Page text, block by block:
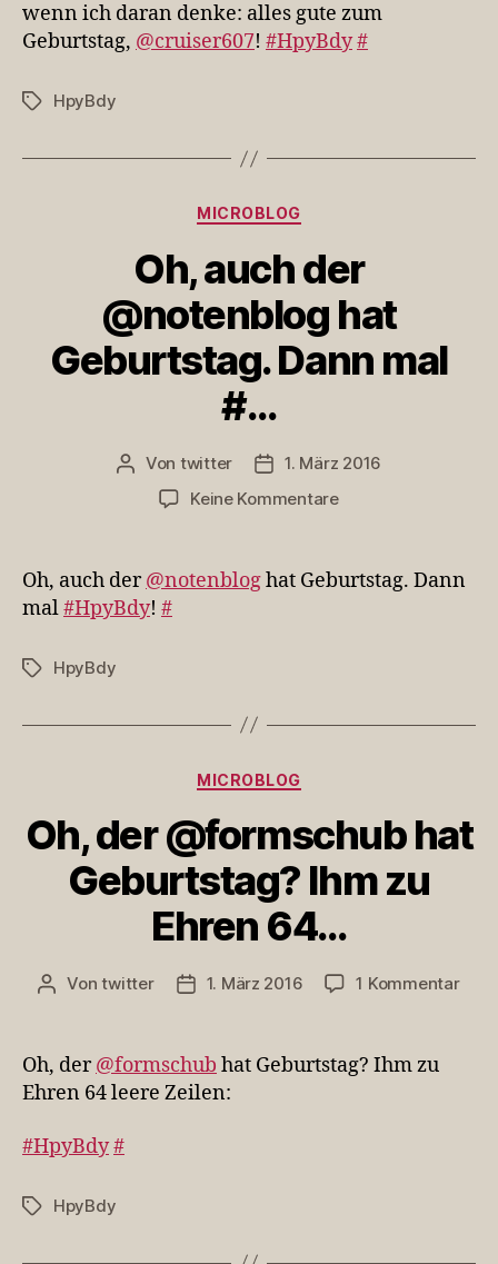
auch
in
wenn ich daran denke: alles gute zum
Geburtstag, @cruiser607! #HpyBdy#
Schlagwörter
HpyBdy
Kategorien
MICROBLOG
Oh, auch der
@notenblog hat
Geburtstag. Dann mal
#…
Beitragsautor
Von twitter Veröffentlichungsdatum
1. März 2016
Keine Kommentarezu
der
@notenblog
Oh, auch der@notenbloghat Geburtstag. Dann
mal#HpyBdy! #
Schlagwörter
HpyBdy
Kategorien
MICROBLOG
Oh, der @formschub hat
Geburtstag? Ihm zu
Ehren 64…
Beitragsautor
Vontwitter Veröffentlichungsdatum
1. März 2016 1 Kommentarzu
Oh, der@formschub hat Geburtstag? Ihm zu
Ehren 64 leere Zeilen:
#HpyBdy#
Schlagwörter
HpyBdy